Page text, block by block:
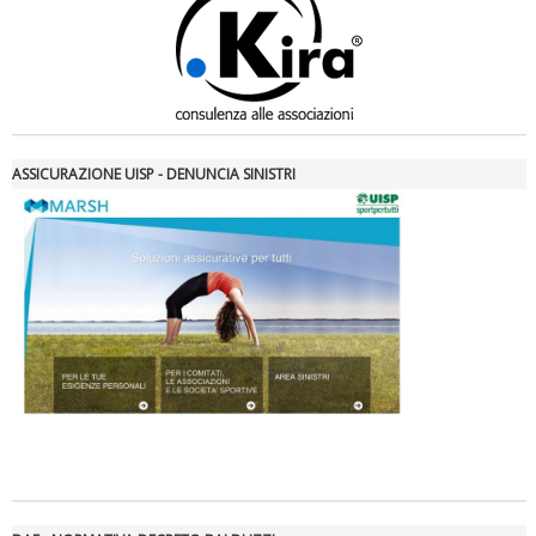
Tiziano Pesce nel Cda di Fondazione Terzjus: prima riunione a
Roma
ASSICURAZIONE UISP - DENUNCIA SINISTRI